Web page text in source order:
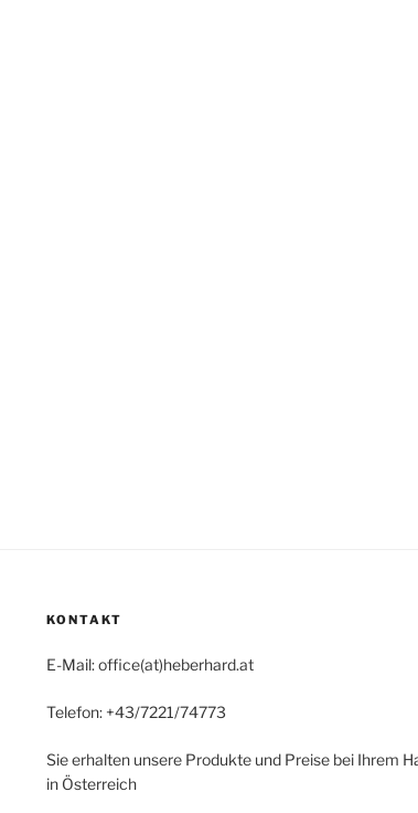
KONTAKT
E-Mail: office(at)heberhard.at
Telefon: +43/7221/74773
Sie erhalten unsere Produkte und Preise bei Ihrem
in Österreich